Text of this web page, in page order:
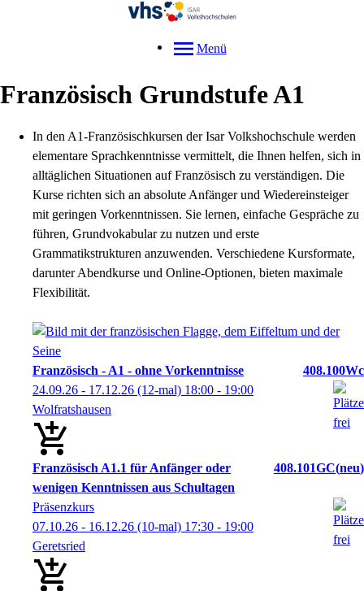
Menü
Französisch Grundstufe A1
In den A1-Französischkursen der Isar Volkshochschule werden
elementare Sprachkenntnisse vermittelt, die Ihnen helfen, sich in
alltäglichen Situationen auf Französisch zu verständigen. Die
Kurse richten sich an absolute Anfänger und Wiedereinsteiger
mit geringen Vorkenntnissen. Sie lernen, einfache Gespräche zu
führen, Grundvokabular zu nutzen und erste
Grammatikstrukturen anzuwenden. Verschiedene Kursformate,
darunter Abendkurse und Online-Optionen, bieten maximale
Flexibilität.
Französisch - A1 - ohne Vorkenntnisse
408.100Wc
24.09.26 - 17.12.26 (12-mal) 18:00 - 19:00
Wolfratshausen
Französisch A1.1 für Anfänger oder
wenigen Kenntnissen aus Schultagen
408.101GC neu
Präsenzkurs
07.10.26 - 16.12.26 (10-mal) 17:30 - 19:00
Geretsried